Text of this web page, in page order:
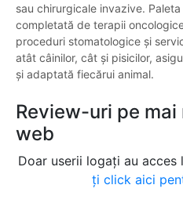
sau chirurgicale invazive.
completată de terapii
proceduri stomatologice și
atât câinilor, cât și pisicilor,
și adaptată fiecărui animal.
Review-uri pe
web
Doar userii logați au acces
ți click aici